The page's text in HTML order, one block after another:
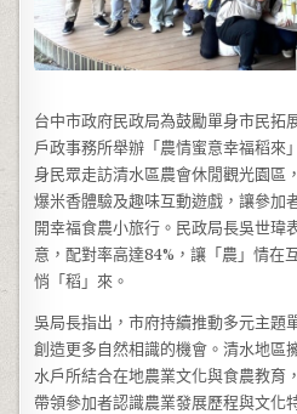
台中市政府民政局為鼓勵單身市民拓
戶政事務所舉辦「農情蜜意幸福稻來
身民眾走訪清水區農會休閒觀光園區
爆米香體驗及趣味互動遊戲，讓參加
開幸福食農小旅行。民政局長吳世瑋
意，配對率高達84%，讓「農」情在
悄「稻」來。
吳局長指出，市府持續推動多元主題
創造更多自然相識的機會。清水地區
水戶所結合在地農業文化與食農教育
帶領參加者認識農業發展歷程與文化